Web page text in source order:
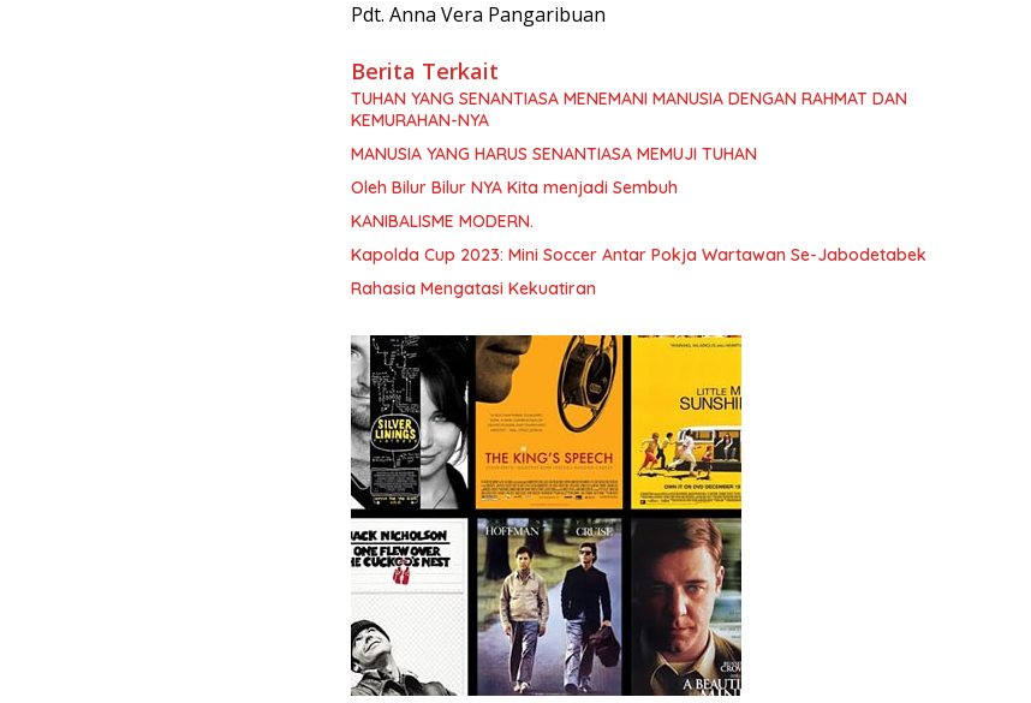
Pdt. Anna Vera Pangaribuan
Berita Terkait
TUHAN YANG SENANTIASA MENEMANI MANUSIA DENGAN RAHMAT DAN
KEMURAHAN-NYA
MANUSIA YANG HARUS SENANTIASA MEMUJI TUHAN
Oleh Bilur Bilur NYA Kita menjadi Sembuh
KANIBALISME MODERN.
Kapolda Cup 2023: Mini Soccer Antar Pokja Wartawan Se-Jabodetabek
Rahasia Mengatasi Kekuatiran